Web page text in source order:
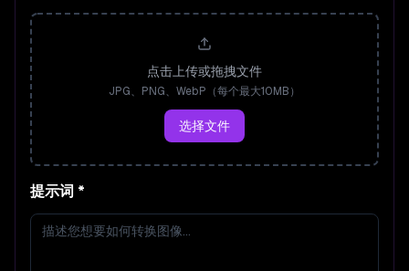
点击上传或拖拽文件
JPG、PNG、WebP（每个最大10MB）
选择文件
提示词 *